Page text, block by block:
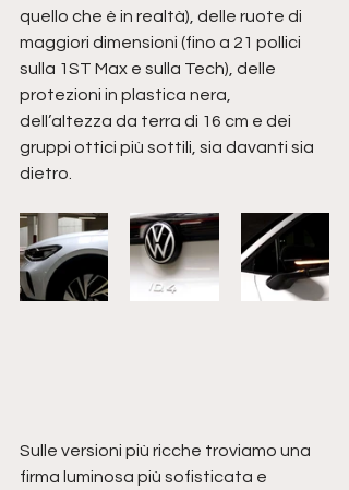
quello che è in realtà), delle ruote di
maggiori dimensioni (fino a 21 pollici
sulla 1ST Max e sulla Tech), delle
protezioni in plastica nera,
dell’altezza da terra di 16 cm e dei
gruppi ottici più sottili, sia davanti sia
dietro.
Sulle versioni più ricche troviamo una
firma luminosa più sofisticata e